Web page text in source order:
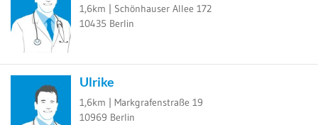
1,6km | Schönhauser Allee 172
10435 Berlin
Ulrike
1,6km | Markgrafenstraße 19
10969 Berlin